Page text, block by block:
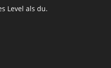
Level als du.